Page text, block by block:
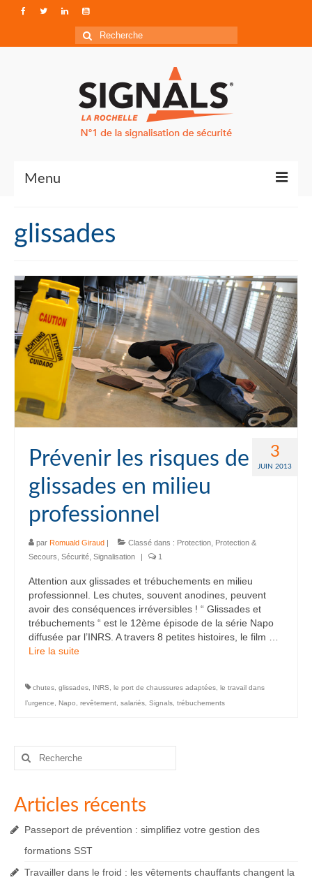
Rechercher
:
Menu
Qui sommes-nous ?
Accéder à Signals
glissades
3
JUIN 2013
Prévenir les risques de
glissades en milieu
professionnel
par Romuald Giraud | Classé dans : Protection Protection &
Secours Sécurité Signalisation | 1
Attention aux glissades et trébuchements en milieu
professionnel. Les chutes, souvent anodines, peuvent
avoir des conséquences irréversibles ! “ Glissades et
trébuchements “ est le 12ème épisode de la série Napo
diffusée par l’INRS. A travers 8 petites histoires, le film …
Lire la suite­­
chutes glissades INRS le port de chaussures adaptées le travail dans
l’urgence
Napo revêtement salariés Signals trébuchements
Rechercher
Articles récents
Passeport de prévention : simplifiez votre gestion des
formations SST
Travailler dans le froid : les vêtements chauffants changent la